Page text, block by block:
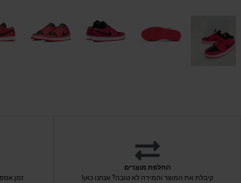
החלפת מוצרים
קיבלת את המוצר והמידה לא טובה? אנחנו כאן!